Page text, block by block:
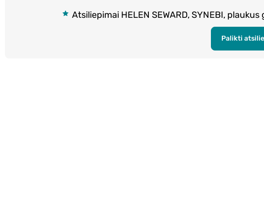
Atsiliepimai HELEN SEWARD, SYNEBI,
Palikti